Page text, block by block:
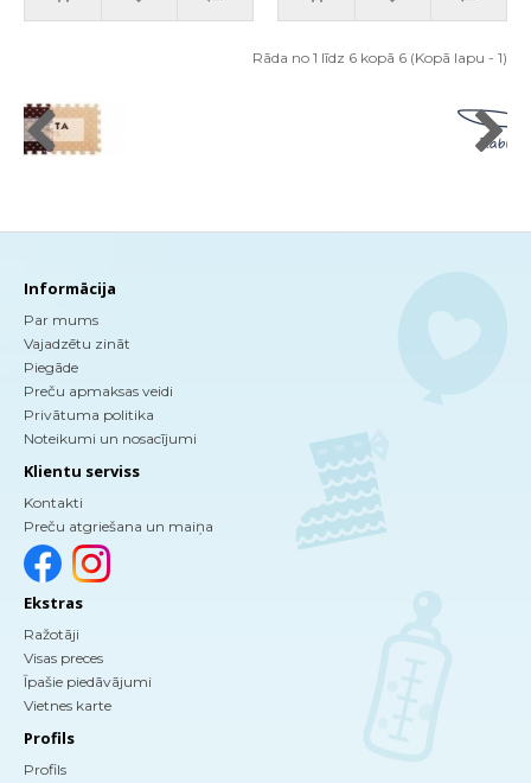
Rāda no 1 līdz 6 kopā 6 (Kopā lapu - 1)
Informācija
Par mums
Vajadzētu zināt
Piegāde
Preču apmaksas veidi
Privātuma politika
Noteikumi un nosacījumi
Klientu serviss
Kontakti
Preču atgriešana un maiņa
Ekstras
Ražotāji
Visas preces
Īpašie piedāvājumi
Vietnes karte
Profils
Profils